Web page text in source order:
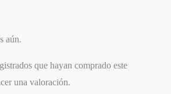
aún.
que hayan comprado este
una valoración.